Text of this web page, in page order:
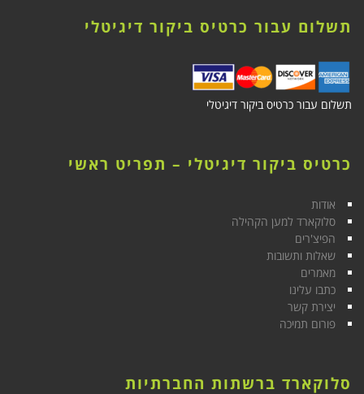
תשלום עבור כרטיס ביקור דיגיטלי
תשלום עבור כרטיס ביקור דיגיטלי
כרטיס ביקור דיגיטלי – תפריט ראשי
אודות
סלוקארד למען הקהילה
הפיצ'רים
שאלות ותשובות
מאמרים
כתבו עלינו
יצירת קשר
פורום תמיכה
סלוקארד ברשתות החברתיות